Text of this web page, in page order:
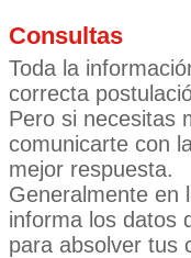
Consultas
Toda la
correcta
Pero si necesitas
comunicarte con
mejor respuesta.
Generalmente en
informa los datos
para absolver tus